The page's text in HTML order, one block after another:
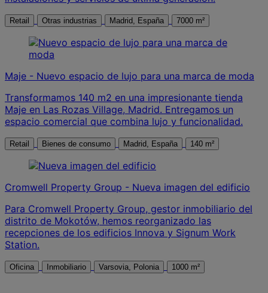
Retail Otras industrias Madrid, España 7000 m²
Maje - Nuevo espacio de lujo para una marca de moda
Transformamos 140 m2 en una impresionante tienda
Maje en Las Rozas Village, Madrid. Entregamos un
espacio comercial que combina lujo y funcionalidad.
Retail Bienes de consumo Madrid, España 140 m²
Cromwell Property Group - Nueva imagen del edificio
Para Cromwell Property Group, gestor inmobiliario del
distrito de Mokotów, hemos reorganizado las
recepciones de los edificios Innova y Signum Work
Station.
Oficina Inmobiliario Varsovia, Polonia 1000 m²